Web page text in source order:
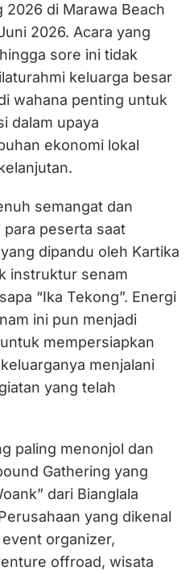
2026 di Marawa Beach
2026. Acara yang
sore ini tidak
keluarga besar
wahana penting untuk
dalam upaya
ekonomi lokal
semangat dan
peserta saat
dipandu oleh Kartika
instruktur senam
“Ika Tekong”. Energi
ini pun menjadi
mempersiapkan
menjalani
yang telah
paling menonjol dan
Gathering yang
dari Bianglala
yang dikenal
organizer,
offroad, wisata